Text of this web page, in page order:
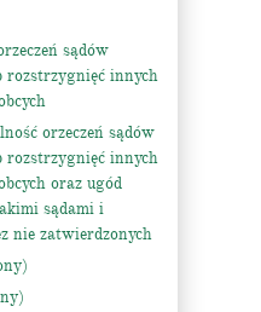
sądów
rozstrzygnięć innych
orzeczeń sądów
rozstrzygnięć innych
oraz ugód
sądami i
nie zatwierdzonych